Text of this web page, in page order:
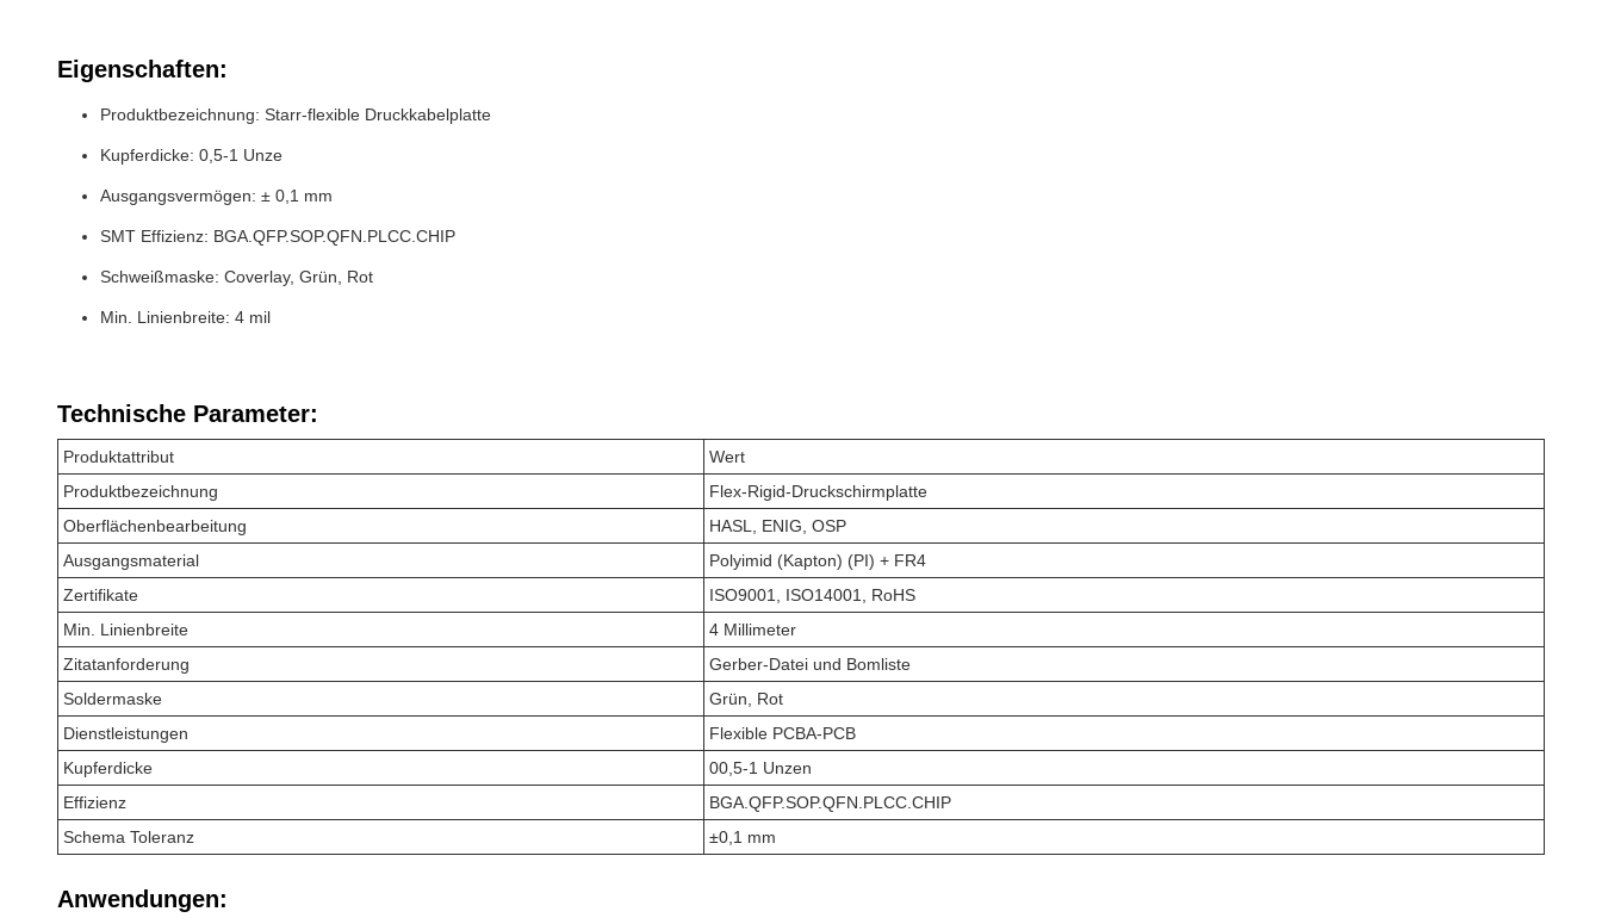
Eigenschaften:
Produktbezeichnung: Starr-flexible Druckkabelplatte
Kupferdicke: 0,5-1 Unze
Ausgangsvermögen: ± 0,1 mm
SMT Effizienz: BGA.QFP.SOP.QFN.PLCC.CHIP
Schweißmaske: Coverlay, Grün, Rot
Min. Linienbreite: 4 mil
Technische Parameter:
Produktattribut
Wert
Produktbezeichnung
Flex-Rigid-Druckschirmplatte
Oberflächenbearbeitung
HASL, ENIG, OSP
Ausgangsmaterial
Polyimid (Kapton) (PI) + FR4
Zertifikate
ISO9001, ISO14001, RoHS
Min. Linienbreite
4 Millimeter
Zitatanforderung
Gerber-Datei und Bomliste
Soldermaske
Grün, Rot
Dienstleistungen
Flexible PCBA-PCB
Kupferdicke
00,5-1 Unzen
Effizienz
BGA.QFP.SOP.QFN.PLCC.CHIP
Schema Toleranz
±0,1 mm
Anwendungen: